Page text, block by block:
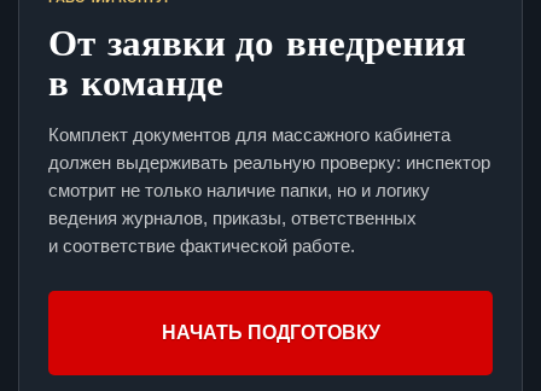
От заявки до внедрения
в команде
Комплект документов для массажного кабинета
должен выдерживать реальную проверку: инспектор
смотрит не только наличие папки, но и логику
ведения журналов, приказы, ответственных
и соответствие фактической работе.
НАЧАТЬ ПОДГОТОВКУ